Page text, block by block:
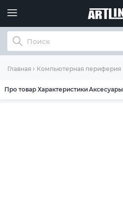
Главная Компьютерная периферия
Про товар ХарактеристикиАксесуары